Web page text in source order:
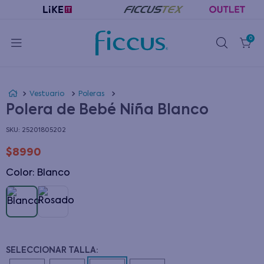
0
Vestuario Poleras
Polera de Bebé Niña Blanco
: 25201805202
$8990
Color: blanco